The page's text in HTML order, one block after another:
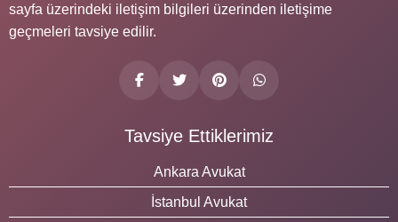
sayfa üzerindeki iletişim bilgileri üzerinden iletişime
geçmeleri tavsiye edilir.
Tavsiye Ettiklerimiz
Ankara Avukat
İstanbul Avukat